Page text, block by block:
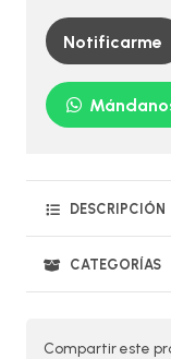
Notificarme
DESCRIPCIÓN
CATEGORÍAS
Compartir este